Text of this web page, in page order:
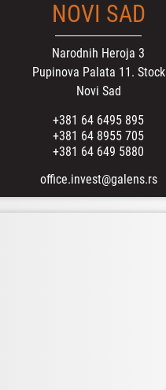
NOVI SAD
Narodnih Heroja 3
Pupinova Palata 11. Stock
Novi Sad
+381 64 6495 895
+381 64 8955 705
+381 64 649 5880
office.invest@galens.rs